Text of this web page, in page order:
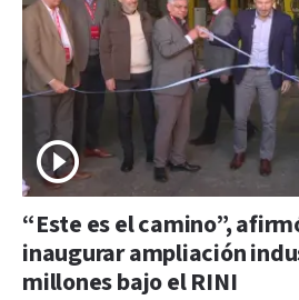
“Este es el camino”,
inaugurar ampliación
millones bajo el RINI